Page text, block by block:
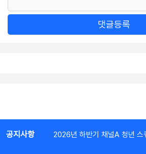
댓글등록
공지사항 2026년 하반기 채널A 청년 스